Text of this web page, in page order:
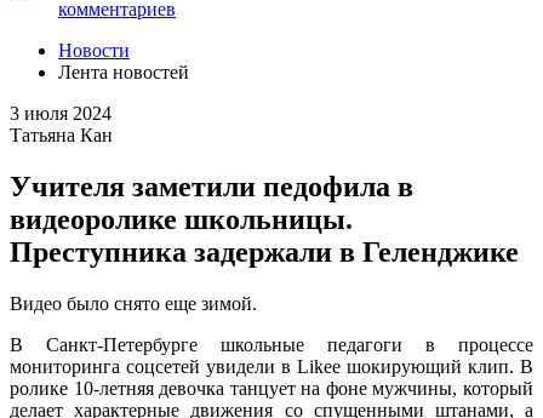
комментариев
Новости
Лента новостей
3 июля 2024
Татьяна Кан
Учителя заметили педофила в
видеоролике школьницы.
Преступника задержали в Геленджике
Видео было снято еще зимой.
В Санкт-Петербурге школьные педагоги в процессе
мониторинга соцсетей увидели в Likee шокирующий клип. В
ролике 10-летняя девочка танцует на фоне мужчины, который
делает характерные движения со спущенными штанами, а